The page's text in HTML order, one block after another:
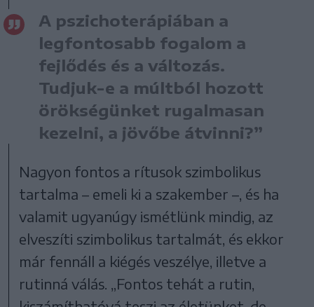
A pszichoterápiában a
legfontosabb fogalom a
fejlődés és a változás.
Tudjuk-e a múltból hozott
örökségünket rugalmasan
kezelni, a jövőbe átvinni?”
Nagyon fontos a rítusok szimbolikus
tartalma – emeli ki a szakember –, és ha
valamit ugyanúgy ismétlünk mindig, az
elveszíti szimbolikus tartalmát, és ekkor
már fennáll a kiégés veszélye, illetve a
rutinná válás. „Fontos tehát a rutin,